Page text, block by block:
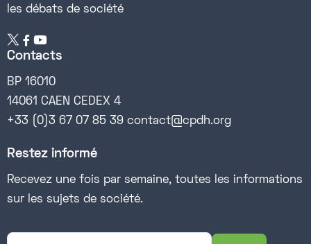
les débats de société
 
Contacts
BP 16010
14061 CAEN CEDEX 4
+33 (0)3 67 07 85 39 contact@cpdh.org
Restez informé
Recevez une fois par semaine, toutes les informations
sur les sujets de société.